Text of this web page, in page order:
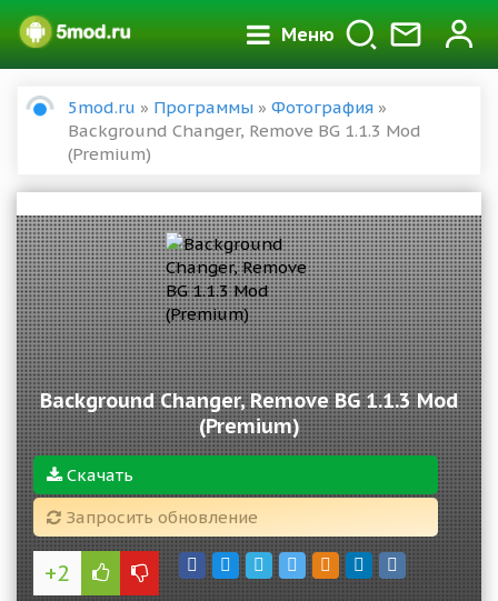
Меню
5mod.ru » Программы » Фотография »
Background Changer, Remove BG 1.1.3 Mod
(Premium)
Background Changer, Remove BG 1.1.3 Mod
(Premium)
Скачать
Запросить обновление
+2